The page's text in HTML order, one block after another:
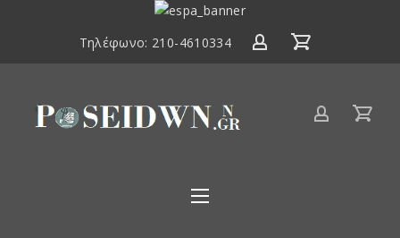
ΕΣΠΑ
2020
Τηλέφωνο: 210-4610334
Είδη